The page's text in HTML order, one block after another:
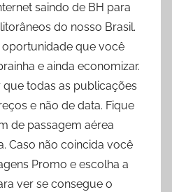
saindo de BH para
do nosso Brasil.
oportunidade que você
e ainda economizar.
que todas as publicações
e não de data. Fique
de passagem aérea
Caso não coincida você
Promo e escolha a
ver se consegue o